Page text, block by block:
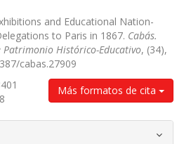
and Educational Nation-
to Paris in 1867. Cabás.
Histórico-Educativo, (34),
cabas.27909
Más formatos de cita